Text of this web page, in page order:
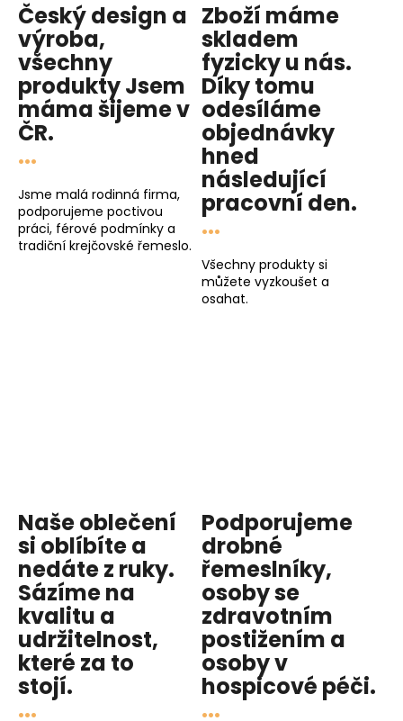
Český design a
výroba,
všechny
produktyJsem
mámašijeme v
ČR.
...
Jsme malá rodinná firma,
podporujeme poctivou
práci, férové podmínky a
tradiční krejčovské řemeslo.
Zboží máme
skladem
fyzicky u nás.
Díky tomu
odesíláme
objednávky
hned
následující
pracovní den.
...
Všechny produkty si
můžete vyzkoušet a
osahat.
Naše oblečení
si oblíbíte a
nedáte z ruky.
Sázíme na
kvalitu a
udržitelnost,
které za to
stojí.
...
Podporujeme
drobné
řemeslníky,
osoby se
zdravotním
postižením a
osoby v
hospicové péči.
...